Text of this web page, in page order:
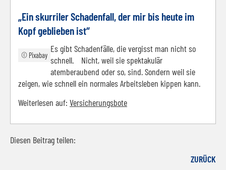
„Ein skurriler Schadenfall, der mir bis heute im
Kopf geblieben ist“
© Pixabay
Es gibt Schadenfälle, die vergisst man nicht so
schnell. Nicht, weil sie spektakulär
atemberaubend oder so, sind. Sondern weil sie
zeigen, wie schnell ein normales Arbeitsleben kippen kann.
Weiterlesen auf: Versicherungsbote
Diesen Beitrag teilen:
ZURÜCK